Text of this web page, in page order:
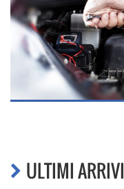
ULTIMI ARRIVI